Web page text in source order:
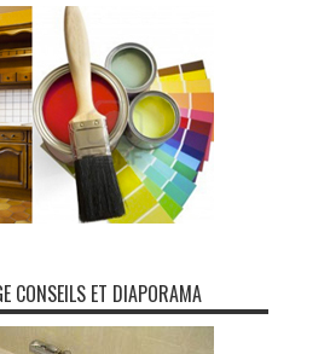
CONSEILS ET DIAPORAMA